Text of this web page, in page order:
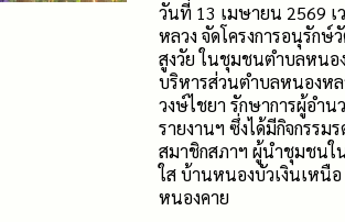
วันที่ 13 เมษายน 2569 เ
หลวง จัดโครงการอนุรัก
สูงวัย ในชุมชนตำบลหนอ
บริหารส่วนตำบลหนองหล
วงษ์ไชยา รักษาการผู้อำ
รายงานฯ ซึ่งได้มีกิจกรร
สมาชิกสภาฯ ผู้นำชุมชนใ
ใส บ้านหนองบัวเงินเหนื
หนองคาย